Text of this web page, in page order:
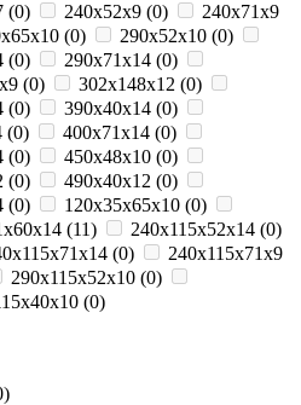
(0) 240х52х9 (0)
240х71х9
(0) 290x52x10 (0)
(0) 290x71x14 (0)
(0) 302х148х12 (0)
(0) 390x40x14 (0)
(0) 400х71х14 (0)
(0) 450x48x10 (0)
(0) 490x40x12 (0)
(0) 120x35x65x10 (0)
(11) 240x115x52x14 (0)
(0)
240x115x71x9
290x115x52x10 (0)
(0)
)